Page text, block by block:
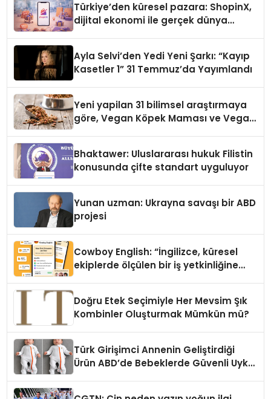
Türkiye’den küresel pazara: ShopinX,
dijital ekonomi ile gerçek dünya
Ayla Selvi’den Yedi Yeni Şarkı: “Kayıp
Kasetler 1” 31 Temmuz’da Yayımlandı
Yeni yapilan 31 bilimsel araştırmaya
göre, Vegan Köpek Maması ve Vegan
Bhaktawer: Uluslararası hukuk Filistin
konusunda çifte standart uyguluyor
Yunan uzman: Ukrayna savaşı bir ABD
projesi
Cowboy English: “İngilizce, küresel
ekiplerde ölçülen bir iş yetkinliğine
Doğru Etek Seçimiyle Her Mevsim Şık
Kombinler Oluşturmak Mümkün mü?
Türk Girişimci Annenin Geliştirdiği
Ürün ABD’de Bebeklerde Güvenli Uyku